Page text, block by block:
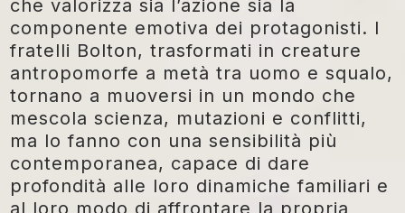
che valorizza sia l’azione sia la
componente emotiva dei protagonisti. I
fratelli Bolton, trasformati in creature
antropomorfe a metà tra uomo e squalo,
tornano a muoversi in un mondo che
mescola scienza, mutazioni e conflitti,
ma lo fanno con una sensibilità più
contemporanea, capace di dare
profondità alle loro dinamiche familiari e